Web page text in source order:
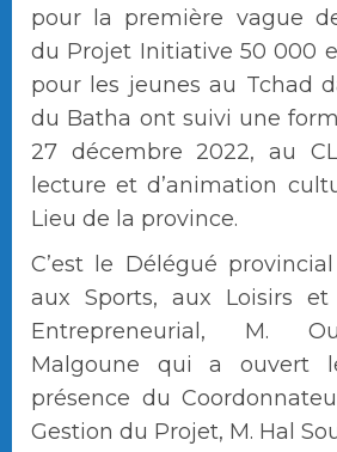
pour la première vague
du Projet Initiative 50 000
pour les jeunes au Tchad
du Batha ont suivi une
27 décembre 2022, au
lecture et d’animation
Lieu de la province.
C’est le Délégué
aux Sports, aux Loisirs et
Entrepreneurial, M.
Malgoune qui a ouvert
présence du
Gestion du Projet, M. Hal